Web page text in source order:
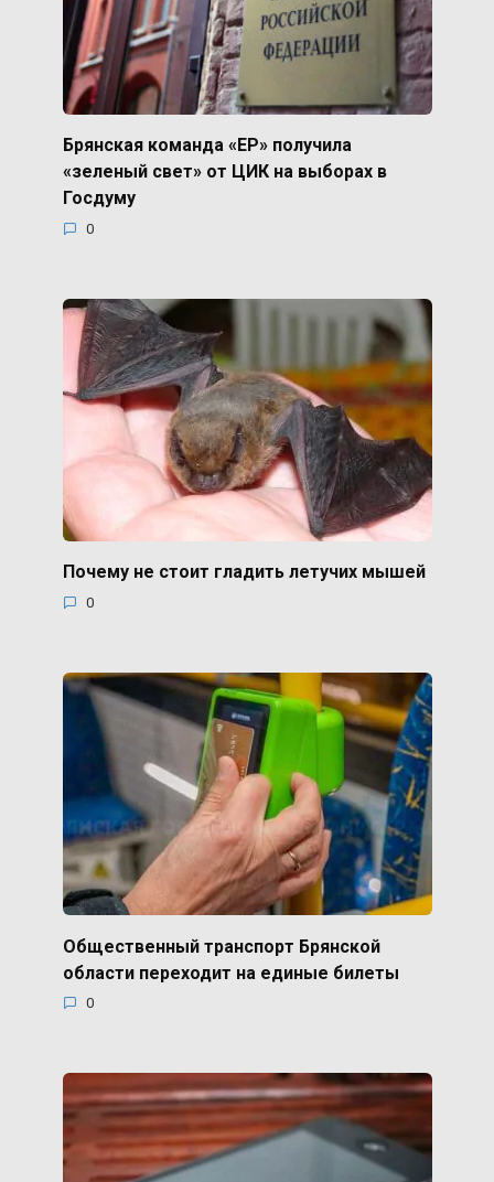
Брянская команда «ЕР» получила
«зеленый свет» от ЦИК на выборах в
Госдуму
0
Почему не стоит гладить летучих мышей
0
Общественный транспорт Брянской
области переходит на единые билеты
0